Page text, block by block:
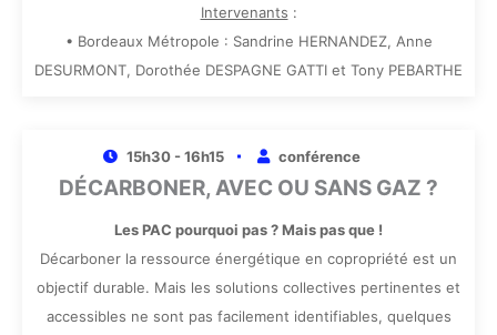
Intervenants :
• Bordeaux Métropole : Sandrine HERNANDEZ, Anne
DESURMONT, Dorothée DESPAGNE GATTI et Tony PEBARTHE
15h30 - 16h15 conférence
DÉCARBONER, AVEC OU SANS GAZ ?
Les PAC pourquoi pas ? Mais pas que !
Décarboner la ressource énergétique en copropriété est un
objectif durable. Mais les solutions collectives pertinentes et
accessibles ne sont pas facilement identifiables, quelques